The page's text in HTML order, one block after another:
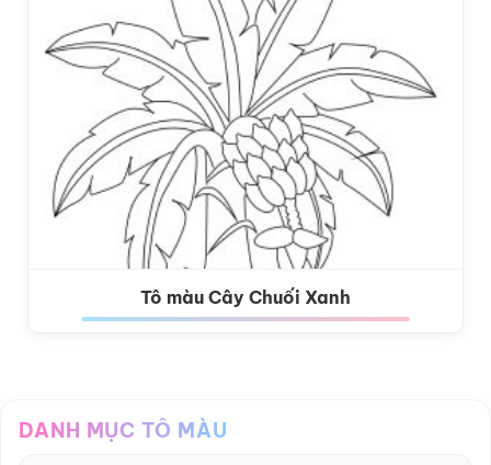
Tô màu Cây Chuối Xanh
DANH MỤC TÔ MÀU